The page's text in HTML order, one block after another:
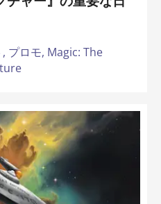
プロモ, Magic: The